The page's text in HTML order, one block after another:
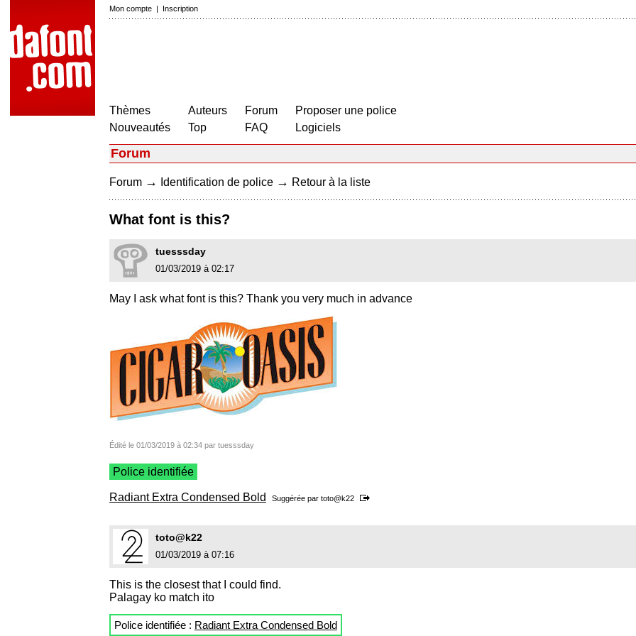
Mon compte | Inscription
Thèmes
Nouveautés
Auteurs
Top
Forum
FAQ
Proposer une police
Logiciels
Forum
Forum → Identification de police → Retour à la liste
What font is this?
tuesssday
01/03/2019 à 02:17
May I ask what font is this? Thank you very much in advance
Édité le 01/03/2019 à 02:34 par tuesssday
Police identifiée
Radiant Extra Condensed Bold Suggérée par toto@k22
toto@k22
01/03/2019 à 07:16
This is the closest that I could find.
Palagay ko match ito
Police identifiée : Radiant Extra Condensed Bold